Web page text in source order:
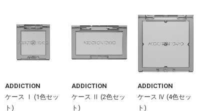
ADDICTION
ケース Ⅰ (1色セッ
ト)
ADDICTION
ケース Ⅱ (2色セッ
ト)
ADDICTION
ケース Ⅳ (4色セッ
ト)